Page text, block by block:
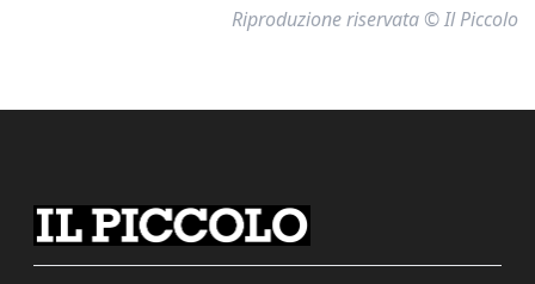
Riproduzione riservata © Il Piccolo